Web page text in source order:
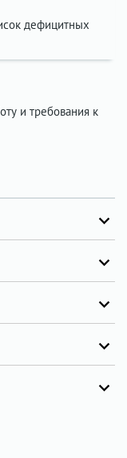
дефицитных
и требования к